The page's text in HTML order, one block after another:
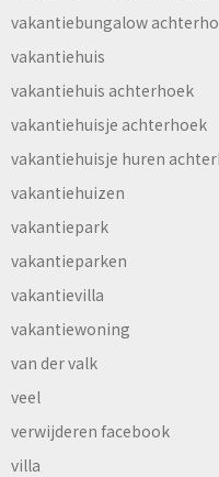
vakantiebungalow
vakantiehuis
vakantiehuis achterhoek
vakantiehuisje achterhoek
vakantiehuisje huren
vakantiehuizen
vakantiepark
vakantieparken
vakantievilla
vakantiewoning
van der valk
veel
verwijderen facebook
villa